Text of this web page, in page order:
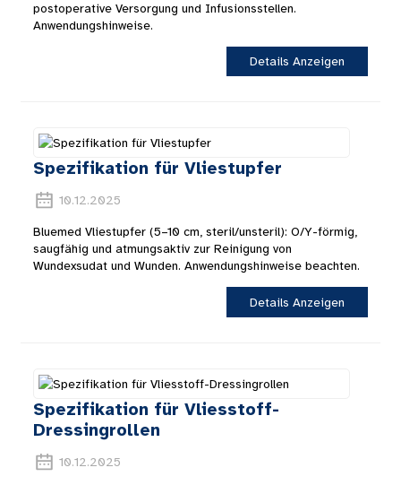
postoperative Versorgung und Infusionsstellen.
Anwendungshinweise.
Details Anzeigen
Spezifikation für Vliestupfer
10.12.2025
Bluemed ​​Vliestupfer (5–10 cm, steril/unsteril): O/Y-förmig,
saugfähig und atmungsaktiv zur Reinigung von
Wundexsudat und Wunden. Anwendungshinweise beachten.
Details Anzeigen
Spezifikation für Vliesstoff-
Dressingrollen
10.12.2025